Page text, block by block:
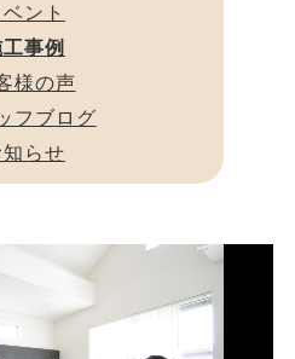
ント
事例
様の声
フブログ
知らせ